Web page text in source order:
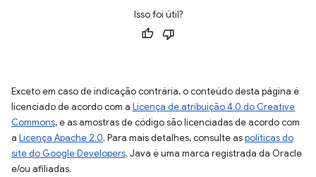
Isso foi útil?
Exceto em caso de indicação contrária, o conteúdo desta página é
licenciado de acordo com a Licença de atribuição 4.0 do Creative
Commons, e as amostras de código são licenciadas de acordo com
a Licença Apache 2.0. Para mais detalhes, consulte aspolíticas do
site do Google Developers. Java é uma marca registrada da Oracle
e/ou afiliadas.